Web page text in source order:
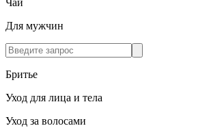
Чай
Для мужчин
Бритье
Уход для лица и тела
Уход за волосами